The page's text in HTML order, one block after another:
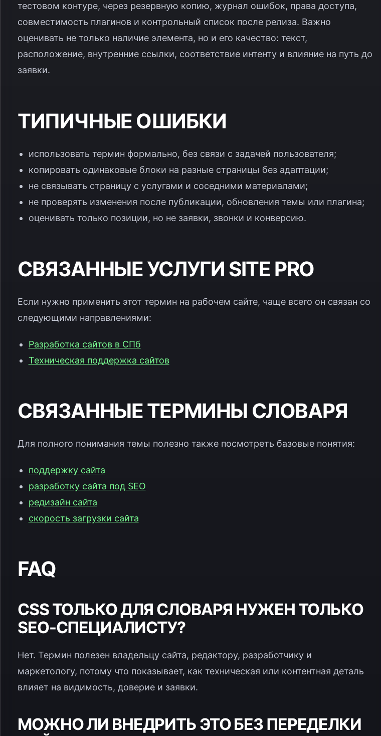
тестовом контуре, через резервную копию, журнал ошибок, права доступа,
совместимость плагинов и контрольный список после релиза. Важно
оценивать не только наличие элемента, но и его качество: текст,
расположение, внутренние ссылки, соответствие интенту и влияние на путь до
заявки.
ТИПИЧНЫЕ ОШИБКИ
использовать термин формально, без связи с задачей пользователя;
копировать одинаковые блоки на разные страницы без адаптации;
не связывать страницу с услугами и соседними материалами;
не проверять изменения после публикации, обновления темы или плагина;
оценивать только позиции, но не заявки, звонки и конверсию.
СВЯЗАННЫЕ УСЛУГИ SITE PRO
Если нужно применить этот термин на рабочем сайте, чаще всего он связан со
следующими направлениями:
Разработка сайтов в СПб
Техническая поддержка сайтов
СВЯЗАННЫЕ ТЕРМИНЫ СЛОВАРЯ
Для полного понимания темы полезно также посмотреть базовые понятия:
поддержку сайта
разработку сайта под SEO
редизайн сайта
скорость загрузки сайта
FAQ
CSS ТОЛЬКО ДЛЯ СЛОВАРЯ НУЖЕН ТОЛЬКО
SEO-СПЕЦИАЛИСТУ?
Нет. Термин полезен владельцу сайта, редактору, разработчику и
маркетологу, потому что показывает, как техническая или контентная деталь
влияет на видимость, доверие и заявки.
МОЖНО ЛИ ВНЕДРИТЬ ЭТО БЕЗ ПЕРЕДЕЛКИ